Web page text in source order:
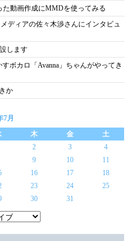
た動画作成にMMDを使ってみる
ディアの佐々木渉さんにインタビュ
します
ボカロ「Avanna」ちゃんがやってき
か
7月
木 金
土
2 3
4
9 10
11
16 17
18
23 24
25
30 31